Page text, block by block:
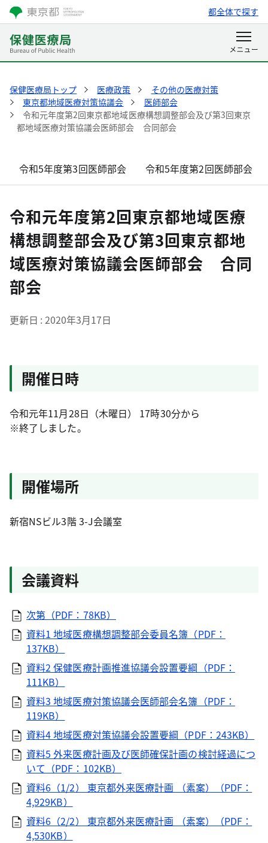
都全体で探す
保健医療局トップ 医療政策
その他の医療対策
東京都地域医療対策協議会
医師部会
令和元年度第2回東京都地域医療構想調整部会及び第3回東京
都地域医療対策協議会医師部会 合同部会
令和5年度第3回医師部会 令和5年度第2回医師部会
令和元年度第2回東京都地域医療
構想調整部会及び第3回東京都地
域医療対策協議会医師部会 合同
部会
更新日 2020年3月17日
開催日時
令和元年11月28日（木曜日） 17時30分から
※終了しました。
開催場所
新宿NSビル3階 3-J会議室
会議資料
次第（PDF：78KB）
資料1 地域医療構想調整部会委員名簿（PDF：
137KB）
資料2 保健医療計画推進協議会設置要綱（PDF：
111KB）
資料3 地域医療対策協議会医師部会名簿（PDF：
119KB）
資料4 地域医療対策協議会設置要綱（PDF：243KB）
資料5 外来医療計画及び医師確保計画の検討経過につ
いて（PDF：102KB）
資料6（1/2） 東京都外来医療計画 （素案）（PDF：
4,929KB）
資料6（2/2） 東京都外来医療計画 （素案）（PDF：
4,530KB）